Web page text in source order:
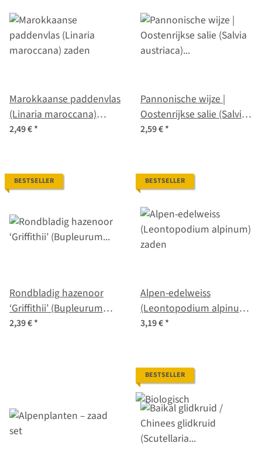
Marokkaanse paddenvlas
(Linaria maroccana)
zaden
2,49 €*
Pannonische wijze |
Oostenrijkse salie (Salvia
austriaca) zaad
2,59 €*
BESTSELLER
Rondbladig hazenoor
‘Griffithii’ (Bupleurum
rotundifolium) zaden
2,39 €*
BESTSELLER
Alpen-edelweiss
(Leontopodium alpinum)
zaden
3,19 €*
BESTSELLER